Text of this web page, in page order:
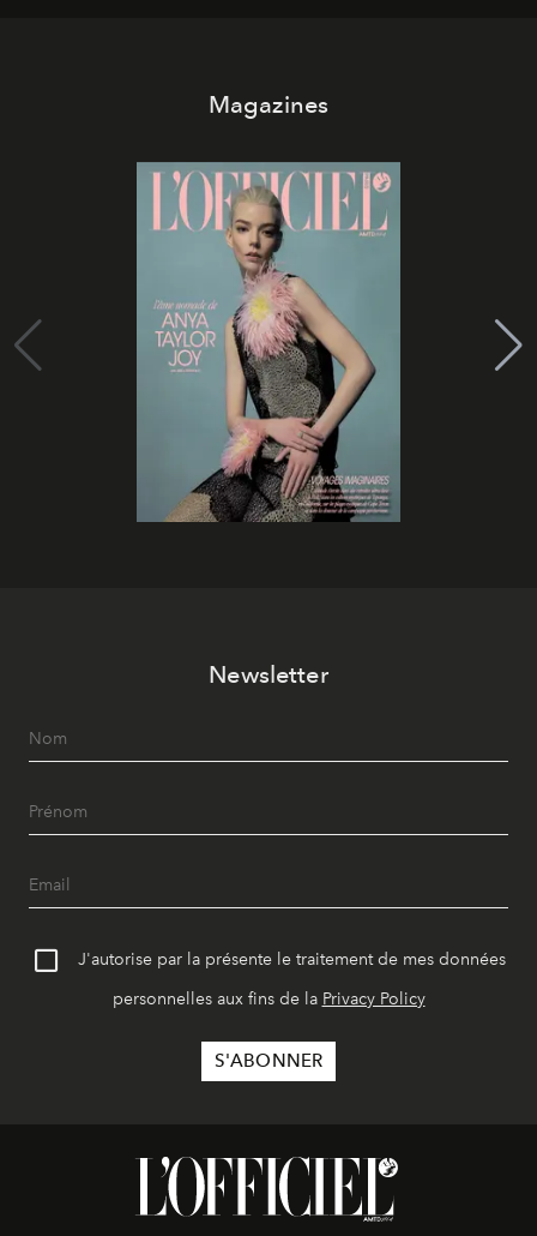
Magazines
Newsletter
J'autorise par la présente le traitement de mes données
personnelles aux fins de la Privacy Policy